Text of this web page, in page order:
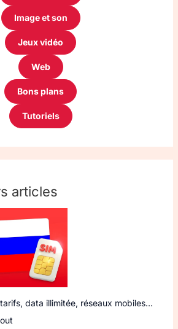
Image et son
Jeux vidéo
Web
Bons plans
Tutoriels
articles
data illimitée, réseaux mobiles…